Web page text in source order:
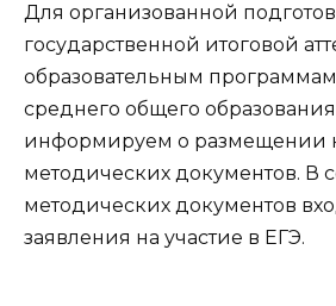
Для организованной
государственной итоговой
образовательным
среднего общего
информируем о размещении
методических документов. В
методических документов
заявления на участие в ЕГЭ.